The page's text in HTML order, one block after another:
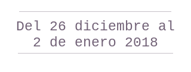
Del 26 diciembre al
2 de enero 2018